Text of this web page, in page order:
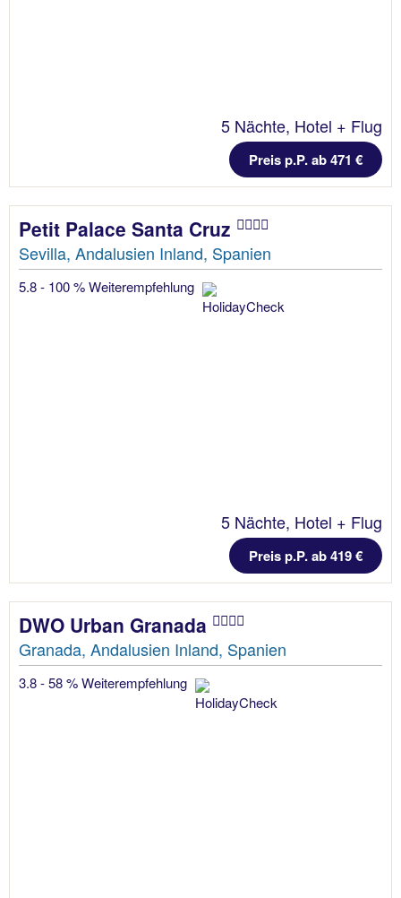
5 Nächte, Hotel + Flug
Preis p.P. ab 471 €
Petit Palace Santa Cruz
Sevilla, Andalusien Inland, Spanien
5.8 - 100 % Weiterempfehlung
5 Nächte, Hotel + Flug
Preis p.P. ab 419 €
DWO Urban Granada
Granada, Andalusien Inland, Spanien
3.8 - 58 % Weiterempfehlung